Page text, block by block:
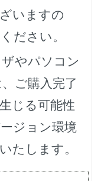
いますの
ださい。
やパソコン
ご購入完了
じる可能性
ジョン環境
たします。